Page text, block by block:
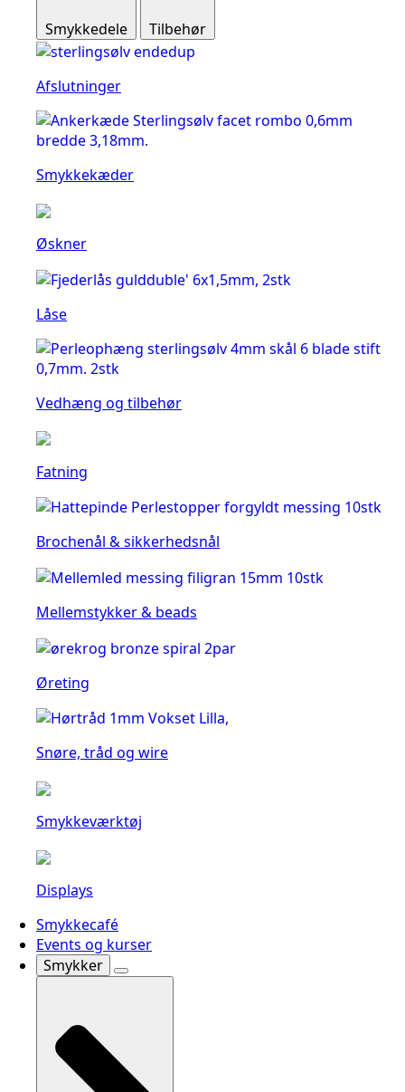
Smykkedele Tilbehør
Afslutninger
Smykkekæder
Øskner
Låse
Vedhæng og tilbehør
Fatning
Brochenål & sikkerhedsnål
Mellemstykker & beads
Øreting
Snøre, tråd og wire
Smykkeværktøj
Displays
Smykkecafé
Events og kurser
Smykker